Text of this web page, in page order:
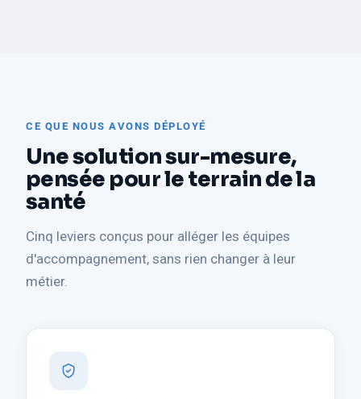
CE QUE NOUS AVONS DÉPLOYÉ
Une solution sur-mesure,
pensée pour le terrain de la
santé
Cinq leviers conçus pour alléger les équipes
d'accompagnement, sans rien changer à leur
métier.